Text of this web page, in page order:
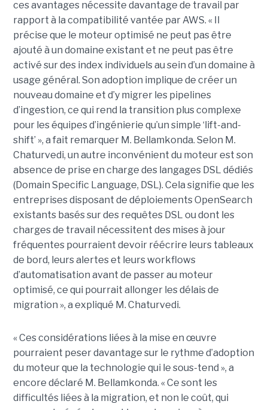
ces avantages nécessite davantage de travail par
rapport à la compatibilité vantée par AWS. « Il
précise que le moteur optimisé ne peut pas être
ajouté à un domaine existant et ne peut pas être
activé sur des index individuels au sein d’un domaine à
usage général. Son adoption implique de créer un
nouveau domaine et d’y migrer les pipelines
d’ingestion, ce qui rend la transition plus complexe
pour les équipes d’ingénierie qu’un simple ‘lift-and-
shift’ », a fait remarquer M. Bellamkonda. Selon M.
Chaturvedi, un autre inconvénient du moteur est son
absence de prise en charge des langages DSL dédiés
(Domain Specific Language, DSL). Cela signifie que les
entreprises disposant de déploiements OpenSearch
existants basés sur des requêtes DSL ou dont les
charges de travail nécessitent des mises à jour
fréquentes pourraient devoir réécrire leurs tableaux
de bord, leurs alertes et leurs workflows
d’automatisation avant de passer au moteur
optimisé, ce qui pourrait allonger les délais de
migration », a expliqué M. Chaturvedi.
« Ces considérations liées à la mise en œuvre
pourraient peser davantage sur le rythme d’adoption
du moteur que la technologie qui le sous-tend », a
encore déclaré M. Bellamkonda. « Ce sont les
difficultés liées à la migration, et non le coût, qui